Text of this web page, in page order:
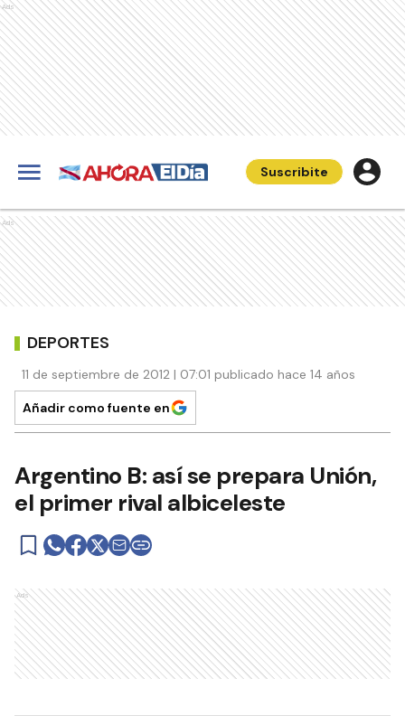
Ads
Suscribite
Ads
DEPORTES
11 de septiembre de 2012 | 07:01 publicado hace 14 años
Añadir como fuente en
Argentino B: así se prepara Unión,
el primer rival albiceleste
Ads